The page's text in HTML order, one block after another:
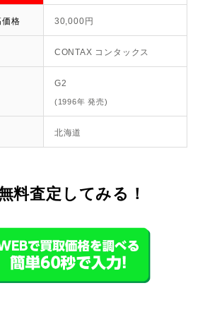
価格 30,000円
CONTAX コンタックス
G2
(1996年 発売)
北海道
料査定してみる！